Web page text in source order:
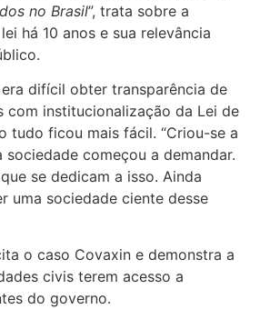
no Brasil”, trata sobre a
há 10 anos e sua relevância
difícil obter transparência de
com institucionalização da Lei de
tudo ficou mais fácil. “Criou-se a
começou a demandar.
se dedicam a isso. Ainda
uma sociedade ciente desse
o caso Covaxin e demonstra a
civis terem acesso a
do governo.